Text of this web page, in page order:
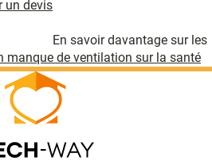
un devis
En savoir davantage sur les
manque de ventilation sur la santé